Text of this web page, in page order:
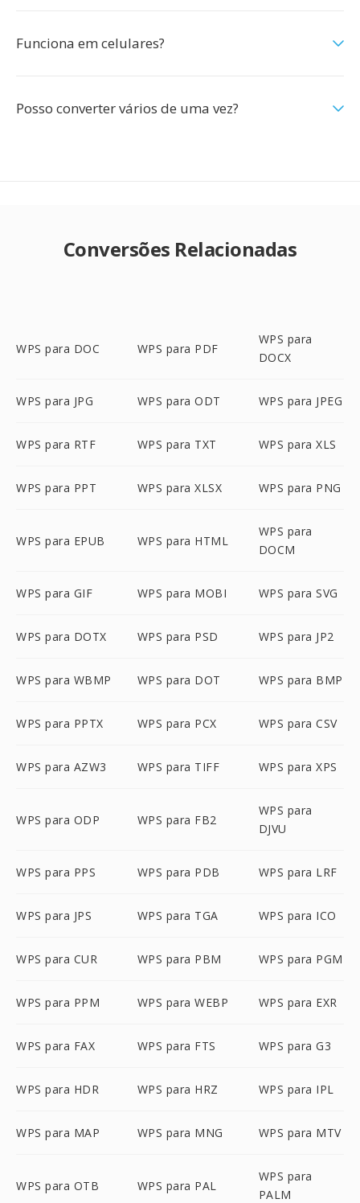
Funciona em celulares?
Posso converter vários de uma vez?
Conversões Relacionadas
WPS para DOC WPS para PDF
WPS para
DOCX
WPS para JPG WPS para ODT WPS para JPEG
WPS para RTF WPS para TXT WPS para XLS
WPS para PPT WPS para XLSX WPS para PNG
WPS para EPUB WPS para HTML
WPS para
DOCM
WPS para GIF WPS para MOBI WPS para SVG
WPS para DOTX WPS para PSD WPS para JP2
WPS para WBMP WPS para DOT WPS para BMP
WPS para PPTX WPS para PCX WPS para CSV
WPS para AZW3 WPS para TIFF WPS para XPS
WPS para ODP WPS para FB2
WPS para
DJVU
WPS para PPS WPS para PDB WPS para LRF
WPS para JPS WPS para TGA WPS para ICO
WPS para CUR WPS para PBM WPS para PGM
WPS para PPM WPS para WEBP WPS para EXR
WPS para FAX WPS para FTS WPS para G3
WPS para HDR WPS para HRZ WPS para IPL
WPS para MAP WPS para MNG WPS para MTV
WPS para OTB WPS para PAL
WPS para
PALM